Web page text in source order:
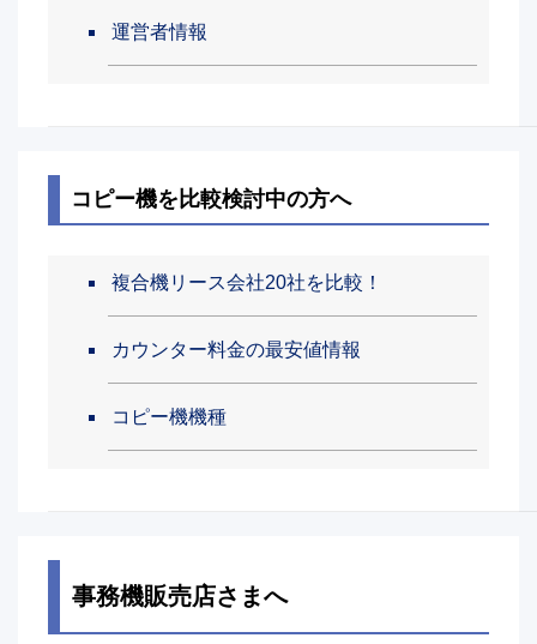
運営者情報
コピー機を比較検討中の方へ
複合機リース会社20社を比較！
カウンター料金の最安値情報
コピー機機種
事務機販売店さまへ